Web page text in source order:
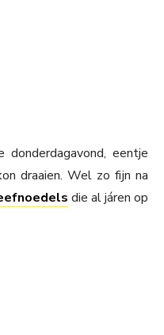
eentje
draaien. Wel zo fijn na
die al járen op